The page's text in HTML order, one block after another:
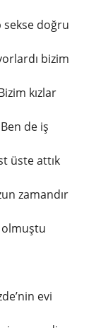
sekse doğru
bizim
kızlar
de iş
üste attık
zamandır
evi